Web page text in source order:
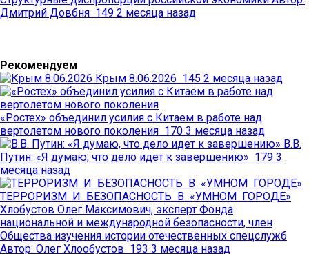
Дмитрий Довбня 149 2 месяца назад
Рекомендуем
Крым 8.06.2026 145 2 месяца назад
«Ростех» объединил усилия с Китаем в работе над
вертолетом нового поколения 170 3 месяца назад
В.В.
Путин: «Я думаю, что дело идет к завершению» 179 3
месяца назад
ТЕРРОРИЗМ И БЕЗОПАСНОСТЬ В «УМНОМ ГОРОДЕ»
Хлобустов Олег Максимович, эксперт Фонда
национальной и международной безопасности, член
Общества изучения истории отечественных спецслужб
Автор: Олег Хлообустов 193 3 месяца назад